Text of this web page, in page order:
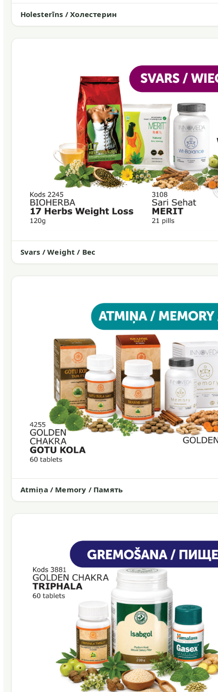
Holesterīns / Холестерин
Svars / Weight / Вес
Atmiņa / Memory / Память